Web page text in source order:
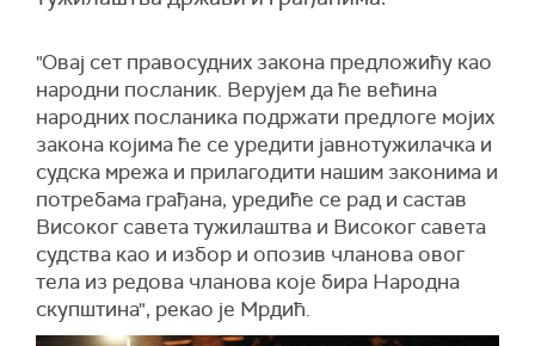
"Овај сет правосудних закона предложићу као
народни посланик. Верујем да ће већина
народних посланика подржати предлоге мојих
закона којима ће се уредити јавнотужилачка и
судска мрежа и прилагодити нашим законима и
потребама грађана, уредиће се рад и састав
Високог савета тужилаштва и Високог савета
судства као и избор и опозив чланова овог
тела из редова чланова које бира Народна
скупштина", рекао је Мрдић.